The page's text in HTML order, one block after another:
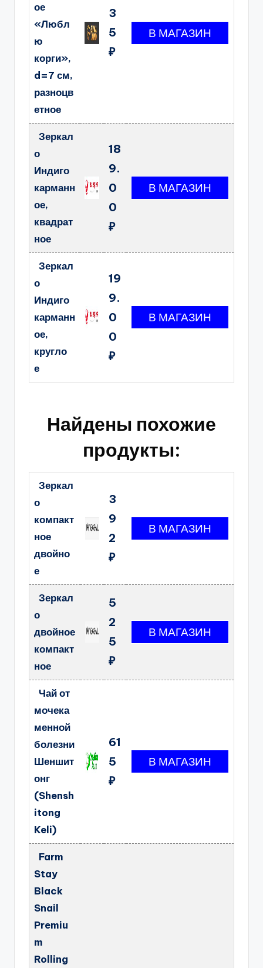
ое
«Любл
ю
корги»,
d=7 см,
разноцв
етное
3
5
₽
Зеркал
о
Индиго
карманн
ое,
квадрат
ное
18
9.
0
0
₽
Зеркал
о
Индиго
карманн
ое,
кругло
е
19
9.
0
0
₽
Найдены похожие
продукты:
Зеркал
о
компакт
ное
двойно
е
3
9
2
₽
Зеркал
о
двойное
компакт
ное
5
2
5
₽
Чай от
мочека
менной
болезни
Шеншит
онг
(Shensh
itong
Keli)
61
5
₽
Farm
Stay
Black
Snail
Premiu
m
Rolling